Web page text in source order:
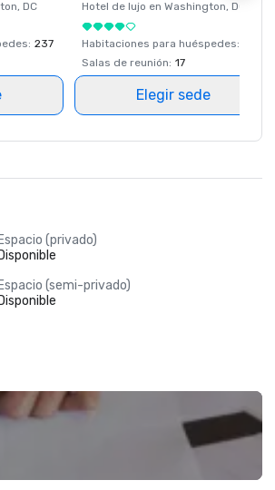
, DC
: 237
Hotel de lujo en Washington, DC
Habitaciones para huéspedes:
Salas de reunión: 17
Elegir sede
Espacio (privado)
Disponible
Espacio (semi-privado)
Disponible